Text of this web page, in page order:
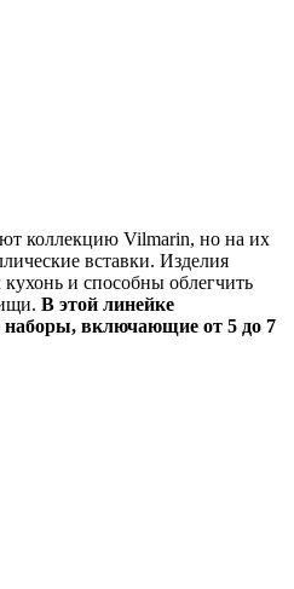
коллекцию Vilmarin, но на их
вставки. Изделия
и способны облегчить
В этой линейке
включающие от 5 до 7